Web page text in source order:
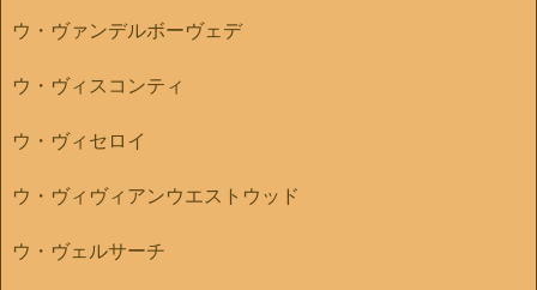
ウ・ヴァンデルボーヴェデ
ウ・ヴィスコンティ
ウ・ヴィセロイ
ウ・ヴィヴィアンウエストウッド
ウ・ヴェルサーチ